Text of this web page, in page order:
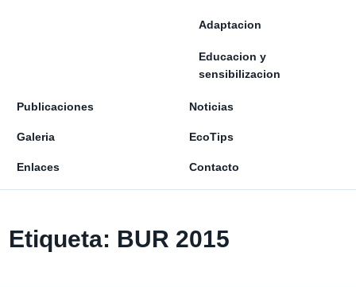
Adaptacion
Educacion y
sensibilizacion
Publicaciones Noticias
Galeria EcoTips
Enlaces Contacto
Etiqueta: BUR 2015